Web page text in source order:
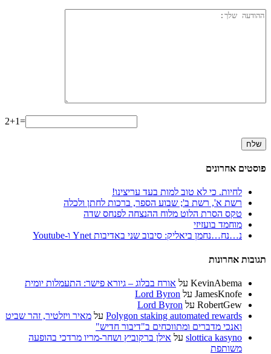
2+1=
פוסטים אחרונים
לחיות. כי לא טוב למות בעד עריצינו!
רשת א', רשת ב'; שבוע הספר, ברכות לחתן ולכלה
טקס הסרת הלוט מלוח ההנצחה לפנחס שדה
מוחמד בועזיזי
נ…נח…נחמן ביאליק: סיבוב שני באדיבות Ynet ו-Youtube
תגובות אחרונות
KevinAbema על אורח בבלוג – גיורא פישר: התעמלות יומית
JamesKnofe על Lord Byron
RobertGew על Lord Byron
Polygon staking automated rewards על מאיר ויזלטיר, זהר שביט
ואנכי מדברים ומתווכחים ב"דיבור חדיש"
slottica kasyno על אילן ברקוביץ ושחר-מריו מרדכי בהופעה
משותפת